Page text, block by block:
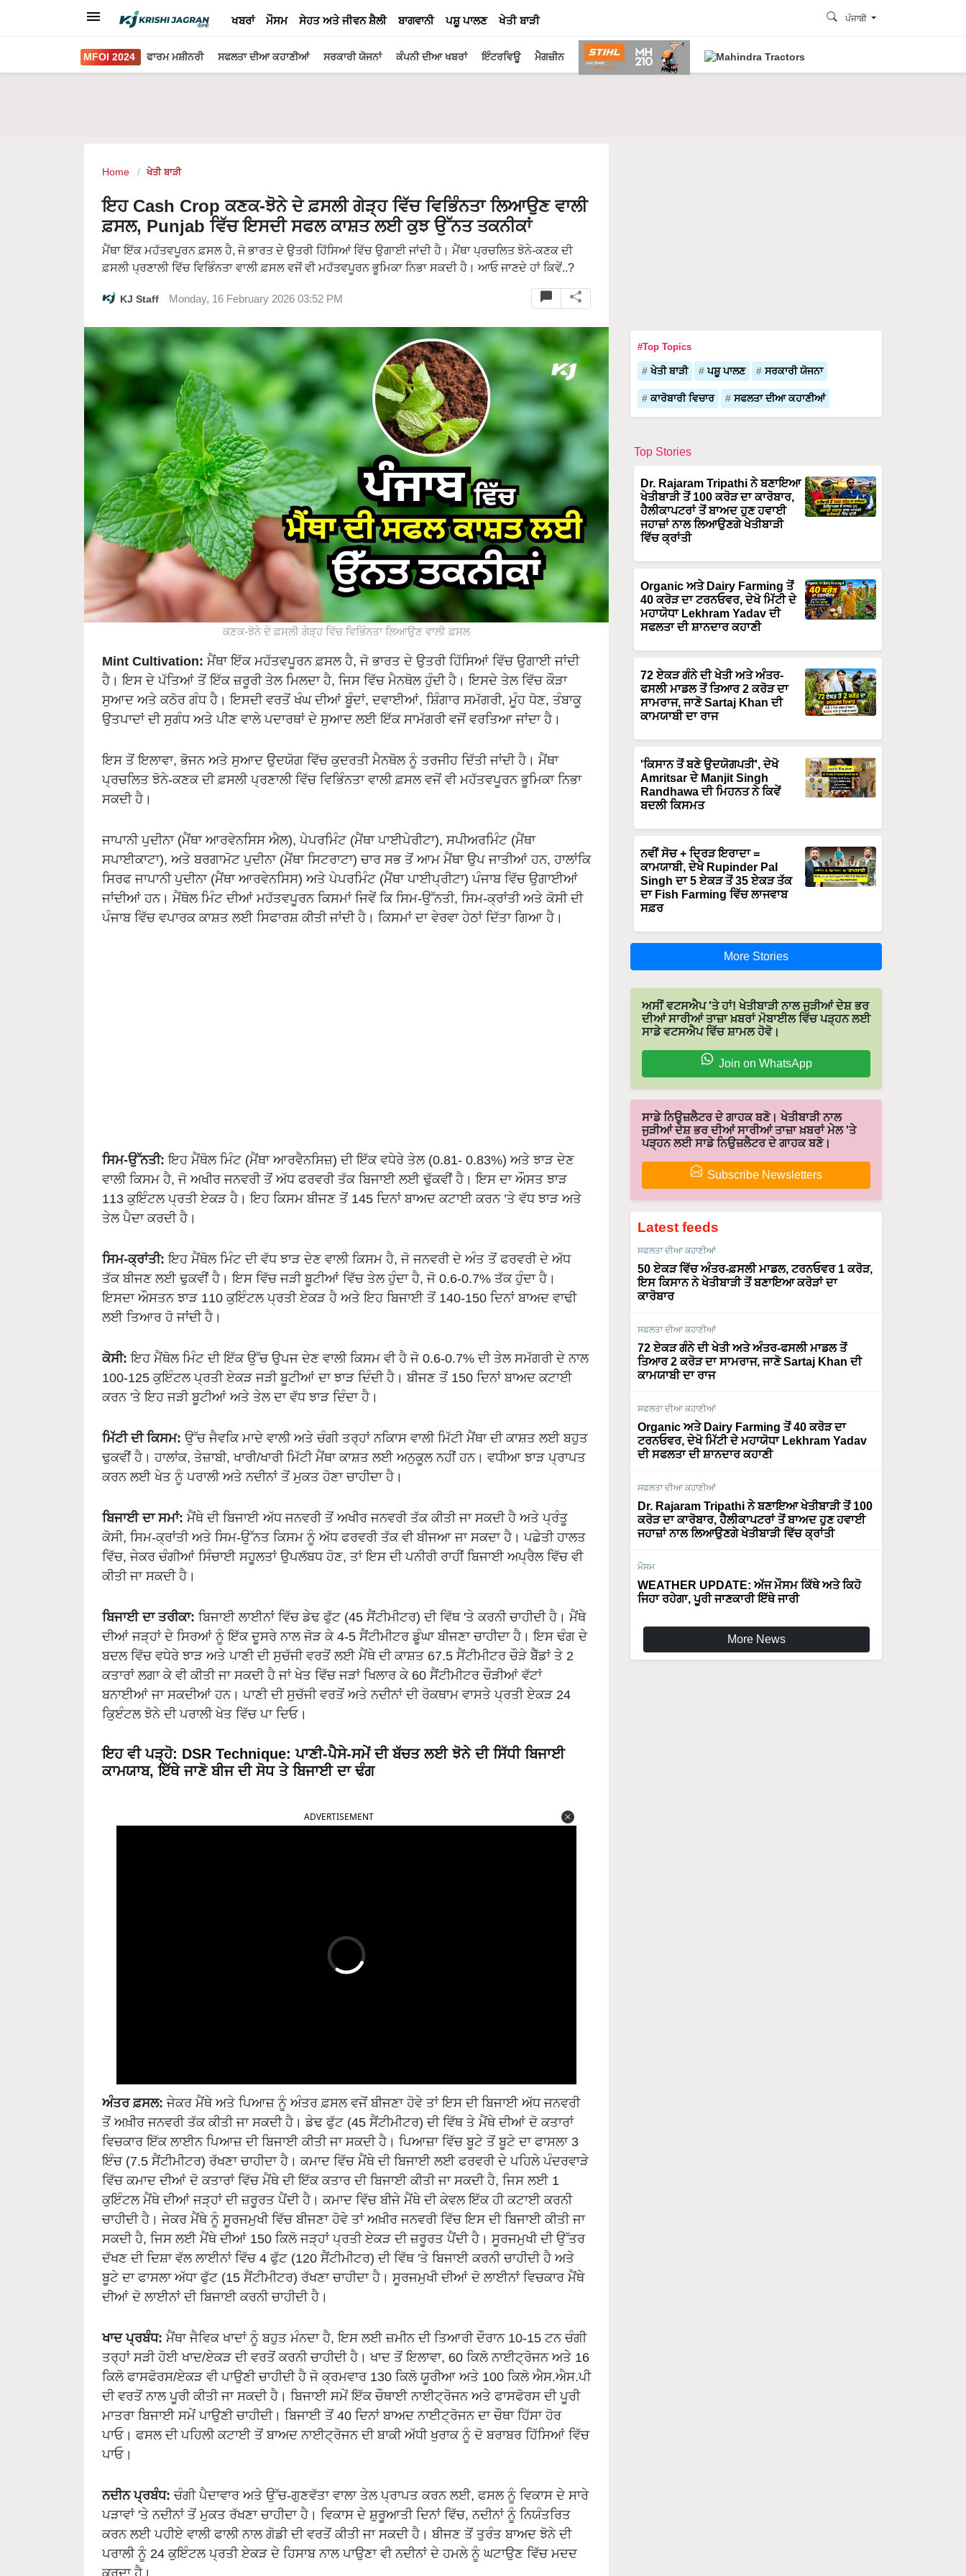
ਖਬਰਾਂ ਮੌਸਮ ਸੇਹਤ ਅਤੇ ਜੀਵਨ ਸ਼ੈਲੀ ਬਾਗਵਾਨੀ ਪਸ਼ੂ ਪਾਲਣ ਖੇਤੀ ਬਾੜੀ ਪੰਜਾਬੀ
MFOI 2024 ਫਾਰਮ ਮਸ਼ੀਨਰੀ ਸਫਲਤਾ ਦੀਆ ਕਹਾਣੀਆਂ ਸਰਕਾਰੀ ਯੋਜਨਾਂ ਕੰਪਨੀ ਦੀਆ ਖਬਰਾਂ ਇੰਟਰਵਿਊ ਮੈਗਜ਼ੀਨ
Home ਖੇਤੀ ਬਾੜੀ
ਇਹ Cash Crop ਕਣਕ-ਝੋਨੇ ਦੇ ਫ਼ਸਲੀ ਗੇੜ੍ਹ ਵਿੱਚ ਵਿਭਿੰਨਤਾ ਲਿਆਉਣ ਵਾਲੀ
ਫ਼ਸਲ, Punjab ਵਿੱਚ ਇਸਦੀ ਸਫਲ ਕਾਸ਼ਤ ਲਈ ਕੁਝ ਉੱਨਤ ਤਕਨੀਕਾਂ
ਮੈਂਥਾ ਇੱਕ ਮਹੱਤਵਪੂਰਨ ਫ਼ਸਲ ਹੈ, ਜੋ ਭਾਰਤ ਦੇ ਉਤਰੀ ਹਿੱਸਿਆਂ ਵਿੱਚ ਉਗਾਈ ਜਾਂਦੀ ਹੈ। ਮੈਂਥਾ ਪ੍ਰਚਲਿਤ ਝੋਨੇ-ਕਣਕ ਦੀ
ਫ਼ਸਲੀ ਪ੍ਰਣਾਲੀ ਵਿੱਚ ਵਿਭਿੰਨਤਾ ਵਾਲੀ ਫ਼ਸਲ ਵਜੋਂ ਵੀ ਮਹੱਤਵਪੂਰਨ ਭੂਮਿਕਾ ਨਿਭਾ ਸਕਦੀ ਹੈ। ਆਓ ਜਾਣਦੇ ਹਾਂ ਕਿਵੇਂ..?
KJ Staff Monday, 16 February 2026 03:52 PM
ਕਣਕ-ਝੋਨੇ ਦੇ ਫ਼ਸਲੀ ਗੇੜ੍ਹ ਵਿੱਚ ਵਿਭਿੰਨਤਾ ਲਿਆਉਣ ਵਾਲੀ ਫ਼ਸਲ
Mint Cultivation: ਮੈਂਥਾ ਇੱਕ ਮਹੱਤਵਪੂਰਨ ਫ਼ਸਲ ਹੈ, ਜੋ ਭਾਰਤ ਦੇ ਉਤਰੀ ਹਿੱਸਿਆਂ ਵਿੱਚ ਉਗਾਈ ਜਾਂਦੀ
ਹੈ। ਇਸ ਦੇ ਪੱਤਿਆਂ ਤੋਂ ਇੱਕ ਜ਼ਰੂਰੀ ਤੇਲ ਮਿਲਦਾ ਹੈ, ਜਿਸ ਵਿੱਚ ਮੈਨਥੋਲ ਹੁੰਦੀ ਹੈ। ਇਸਦੇ ਤੇਲ ਵਿੱਚ ਕੌੜਾ
ਸੁਆਦ ਅਤੇ ਕਠੋਰ ਗੰਧ ਹੈ। ਇਸਦੀ ਵਰਤੋਂ ਖੰਘ ਦੀਆਂ ਬੂੰਦਾਂ, ਦਵਾਈਆਂ, ਸ਼ਿੰਗਾਰ ਸਮੱਗਰੀ, ਮੂੰਹ ਧੋਣ, ਤੰਬਾਕੂ
ਉਤਪਾਦਾਂ ਦੀ ਸੁਗੰਧ ਅਤੇ ਪੀਣ ਵਾਲੇ ਪਦਾਰਥਾਂ ਦੇ ਸੁਆਦ ਲਈ ਇੱਕ ਸਾਮੱਗਰੀ ਵਜੋਂ ਵਰਤਿਆ ਜਾਂਦਾ ਹੈ।
ਇਸ ਤੋਂ ਇਲਾਵਾ, ਭੋਜਨ ਅਤੇ ਸੁਆਦ ਉਦਯੋਗ ਵਿੱਚ ਕੁਦਰਤੀ ਮੈਨਥੋਲ ਨੂੰ ਤਰਜੀਹ ਦਿੱਤੀ ਜਾਂਦੀ ਹੈ। ਮੈਂਥਾ
ਪ੍ਰਚਲਿਤ ਝੋਨੇ-ਕਣਕ ਦੀ ਫ਼ਸਲੀ ਪ੍ਰਣਾਲੀ ਵਿੱਚ ਵਿਭਿੰਨਤਾ ਵਾਲੀ ਫ਼ਸਲ ਵਜੋਂ ਵੀ ਮਹੱਤਵਪੂਰਨ ਭੂਮਿਕਾ ਨਿਭਾ
ਸਕਦੀ ਹੈ।
ਜਾਪਾਨੀ ਪੁਦੀਨਾ (ਮੈਂਥਾ ਆਰਵੇਨਸਿਸ ਐਲ), ਪੇਪਰਮਿੰਟ (ਮੈਂਥਾ ਪਾਈਪੇਰੀਟਾ), ਸਪੀਅਰਮਿੰਟ (ਮੈਂਥਾ
ਸਪਾਈਕਾਟਾ), ਅਤੇ ਬਰਗਾਮੋਟ ਪੁਦੀਨਾ (ਮੈਂਥਾ ਸਿਟਰਾਟਾ) ਚਾਰ ਸਭ ਤੋਂ ਆਮ ਮੈਂਥਾ ਉਪ ਜਾਤੀਆਂ ਹਨ, ਹਾਲਾਂਕਿ
ਸਿਰਫ ਜਾਪਾਨੀ ਪੁਦੀਨਾ (ਮੈਂਥਾ ਆਰਵੇਨਸਿਸ) ਅਤੇ ਪੇਪਰਮਿੰਟ (ਮੈਂਥਾ ਪਾਈਪ੍ਰੀਟਾ) ਪੰਜਾਬ ਵਿੱਚ ਉਗਾਈਆਂ
ਜਾਂਦੀਆਂ ਹਨ। ਮੈਂਥੋਲ ਮਿੰਟ ਦੀਆਂ ਮਹੱਤਵਪੂਰਨ ਕਿਸਮਾਂ ਜਿਵੇਂ ਕਿ ਸਿਮ-ਉੱਨਤੀ, ਸਿਮ-ਕ੍ਰਾਂਤੀ ਅਤੇ ਕੋਸੀ ਦੀ
ਪੰਜਾਬ ਵਿੱਚ ਵਪਾਰਕ ਕਾਸ਼ਤ ਲਈ ਸਿਫਾਰਸ਼ ਕੀਤੀ ਜਾਂਦੀ ਹੈ। ਕਿਸਮਾਂ ਦਾ ਵੇਰਵਾ ਹੇਠਾਂ ਦਿੱਤਾ ਗਿਆ ਹੈ।
ਸਿਮ-ਉੱਨਤੀ: ਇਹ ਮੈਂਥੋਲ ਮਿੰਟ (ਮੈਂਥਾ ਆਰਵੈਨਸਿਜ਼) ਦੀ ਇੱਕ ਵਧੇਰੇ ਤੇਲ (0.81- 0.83%) ਅਤੇ ਝਾੜ ਦੇਣ
ਵਾਲੀ ਕਿਸਮ ਹੈ, ਜੋ ਅਖੀਰ ਜਨਵਰੀ ਤੋਂ ਅੱਧ ਫਰਵਰੀ ਤੱਕ ਬਿਜਾਈ ਲਈ ਢੁੱਕਵੀਂ ਹੈ। ਇਸ ਦਾ ਔਸਤ ਝਾੜ
113 ਕੁਇੰਟਲ ਪ੍ਰਤੀ ਏਕੜ ਹੈ। ਇਹ ਕਿਸਮ ਬੀਜਣ ਤੋਂ 145 ਦਿਨਾਂ ਬਾਅਦ ਕਟਾਈ ਕਰਨ ’ਤੇ ਵੱਧ ਝਾੜ ਅਤੇ
ਤੇਲ ਪੈਦਾ ਕਰਦੀ ਹੈ।
ਸਿਮ-ਕ੍ਰਾਂਤੀ: ਇਹ ਮੈਂਥੋਲ ਮਿੰਟ ਦੀ ਵੱਧ ਝਾੜ ਦੇਣ ਵਾਲੀ ਕਿਸਮ ਹੈ, ਜੋ ਜਨਵਰੀ ਦੇ ਅੰਤ ਤੋਂ ਫਰਵਰੀ ਦੇ ਅੱਧ
ਤੱਕ ਬੀਜਣ ਲਈ ਢੁਕਵੀਂ ਹੈ। ਇਸ ਵਿੱਚ ਜੜੀ ਬੂਟੀਆਂ ਵਿੱਚ ਤੇਲ ਹੁੰਦਾ ਹੈ, ਜੋ 0.6-0.7% ਤੱਕ ਹੁੰਦਾ ਹੈ।
ਇਸਦਾ ਔਸਤਨ ਝਾੜ 110 ਕੁਇੰਟਲ ਪ੍ਰਤੀ ਏਕੜ ਹੈ ਅਤੇ ਇਹ ਬਿਜਾਈ ਤੋਂ 140-150 ਦਿਨਾਂ ਬਾਅਦ ਵਾਢੀ
ਲਈ ਤਿਆਰ ਹੋ ਜਾਂਦੀ ਹੈ।
ਕੋਸੀ: ਇਹ ਮੈਂਥੋਲ ਮਿੰਟ ਦੀ ਇੱਕ ਉੱਚ ਉਪਜ ਦੇਣ ਵਾਲੀ ਕਿਸਮ ਵੀ ਹੈ ਜੋ 0.6-0.7% ਦੀ ਤੇਲ ਸਮੱਗਰੀ ਦੇ ਨਾਲ
100-125 ਕੁਇੰਟਲ ਪ੍ਰਤੀ ਏਕੜ ਜੜੀ ਬੂਟੀਆਂ ਦਾ ਝਾੜ ਦਿੰਦੀ ਹੈ। ਬੀਜਣ ਤੋਂ 150 ਦਿਨਾਂ ਬਾਅਦ ਕਟਾਈ
ਕਰਨ 'ਤੇ ਇਹ ਜੜੀ ਬੂਟੀਆਂ ਅਤੇ ਤੇਲ ਦਾ ਵੱਧ ਝਾੜ ਦਿੰਦਾ ਹੈ।
ਮਿੱਟੀ ਦੀ ਕਿਸਮ: ਉੱਚ ਜੈਵਕਿ ਮਾਦੇ ਵਾਲੀ ਅਤੇ ਚੰਗੀ ਤਰ੍ਹਾਂ ਨਕਿਾਸ ਵਾਲੀ ਮਿੱਟੀ ਮੈਂਥਾ ਦੀ ਕਾਸ਼ਤ ਲਈ ਬਹੁਤ
ਢੁਕਵੀਂ ਹੈ। ਹਾਲਾਂਕ, ਤੇਜ਼ਾਬੀ, ਖਾਰੀ/ਖਾਰੀ ਮਿੱਟੀ ਮੈਂਥਾ ਕਾਸ਼ਤ ਲਈ ਅਨੁਕੂਲ ਨਹੀਂ ਹਨ। ਵਧੀਆ ਝਾੜ ਪ੍ਰਾਪਤ
ਕਰਨ ਲਈ ਖੇਤ ਨੂੰ ਪਰਾਲੀ ਅਤੇ ਨਦੀਨਾਂ ਤੋਂ ਮੁਕਤ ਹੋਣਾ ਚਾਹੀਦਾ ਹੈ।
ਬਿਜਾਈ ਦਾ ਸਮਾਂ: ਮੈਂਥੇ ਦੀ ਬਿਜਾਈ ਅੱਧ ਜਨਵਰੀ ਤੋਂ ਅਖੀਰ ਜਨਵਰੀ ਤੱਕ ਕੀਤੀ ਜਾ ਸਕਦੀ ਹੈ ਅਤੇ ਪ੍ਰੰਤੂ
ਕੋਸੀ, ਸਿਮ-ਕ੍ਰਾਂਤੀ ਅਤੇ ਸਿਮ-ਉੱਨਤ ਕਿਸਮ ਨੂੰ ਅੱਧ ਫਰਵਰੀ ਤੱਕ ਵੀ ਬੀਜਆ ਜਾ ਸਕਦਾ ਹੈ। ਪਛੇਤੀ ਹਾਲਤ
ਵਿੱਚ, ਜੇਕਰ ਚੰਗੀਆਂ ਸਿੰਚਾਈ ਸਹੂਲਤਾਂ ਉਪਲੱਬਧ ਹੋਣ, ਤਾਂ ਇਸ ਦੀ ਪਨੀਰੀ ਰਾਹੀਂ ਬਿਜਾਈ ਅਪ੍ਰੈਲ ਵਿੱਚ ਵੀ
ਕੀਤੀ ਜਾ ਸਕਦੀ ਹੈ।
ਬਿਜਾਈ ਦਾ ਤਰੀਕਾ: ਬਿਜਾਈ ਲਾਈਨਾਂ ਵਿੱਚ ਡੇਢ ਫੁੱਟ (45 ਸੈਂਟੀਮੀਟਰ) ਦੀ ਵਿੱਥ 'ਤੇ ਕਰਨੀ ਚਾਹੀਦੀ ਹੈ। ਮੈਂਥੇ
ਦੀਆਂ ਜੜ੍ਹਾਂ ਦੇ ਸਿਰਆਂ ਨੂੰ ਇੱਕ ਦੂਸਰੇ ਨਾਲ ਜੋੜ ਕੇ 4-5 ਸੈਂਟੀਮੀਟਰ ਡੂੰਘਾ ਬੀਜਣਾ ਚਾਹੀਦਾ ਹੈ। ਇਸ ਢੰਗ ਦੇ
ਬਦਲ ਵਿੱਚ ਵਧੇਰੇ ਝਾੜ ਅਤੇ ਪਾਣੀ ਦੀ ਸੁਚੱਜੀ ਵਰਤੋਂ ਲਈ ਮੈਂਥੇ ਦੀ ਕਾਸ਼ਤ 67.5 ਸੈਂਟੀਮੀਟਰ ਚੌੜੇ ਬੈੱਡਾਂ ਤੇ 2
ਕਤਾਰਾਂ ਲਗਾ ਕੇ ਵੀ ਕੀਤੀ ਜਾ ਸਕਦੀ ਹੈ ਜਾਂ ਖੇਤ ਵਿੱਚ ਜੜਾਂ ਖਿਲਾਰ ਕੇ 60 ਸੈਂਟੀਮੀਟਰ ਚੌੜੀਆਂ ਵੱਟਾਂ
ਬਨਾਈਆਂ ਜਾ ਸਕਦੀਆਂ ਹਨ। ਪਾਣੀ ਦੀ ਸੁਚੱਜੀ ਵਰਤੋਂ ਅਤੇ ਨਦੀਨਾਂ ਦੀ ਰੋਕਥਾਮ ਵਾਸਤੇ ਪ੍ਰਤੀ ਏਕੜ 24
ਕੁਿੲੰਟਲ ਝੋਨੇ ਦੀ ਪਰਾਲੀ ਖੇਤ ਵਿੱਚ ਪਾ ਦਿਓ।
ਇਹ ਵੀ ਪੜ੍ਹੋ: DSR Technique: ਪਾਣੀ-ਪੈਸੇ-ਸਮੇਂ ਦੀ ਬੱਚਤ ਲਈ ਝੋਨੇ ਦੀ ਸਿੱਧੀ ਬਿਜਾਈ
ਕਾਮਯਾਬ, ਇੱਥੇ ਜਾਣੋ ਬੀਜ ਦੀ ਸੋਧ ਤੇ ਬਿਜਾਈ ਦਾ ਢੰਗ
ਤੋਂ ਅਖ਼ੀਰ ਜਨਵਰੀ ਤੱਕ ਕੀਤੀ ਜਾ ਸਕਦੀ ਹੈ। ਡੇਢ ਫੁੱਟ (45 ਸੈਂਟੀਮੀਟਰ) ਦੀ ਵਿੱਥ ਤੇ ਮੈਂਥੇ ਦੀਆਂ ਦੋ ਕਤਾਰਾਂ
ਵਿਚਕਾਰ ਇੱਕ ਲਾਈਨ ਪਿਆਜ਼ ਦੀ ਬਿਜਾਈ ਕੀਤੀ ਜਾ ਸਕਦੀ ਹੈ। ਪਿਆਜ਼ਾ ਵਿੱਚ ਬੂਟੇ ਤੋਂ ਬੂਟੇ ਦਾ ਫਾਸਲਾ 3
ਇੰਚ (7.5 ਸੈਂਟੀਮੀਟਰ) ਰੱਖਣਾ ਚਾਹੀਦਾ ਹੈ। ਕਮਾਦ ਵਿੱਚ ਮੈਂਥੇ ਦੀ ਬਿਜਾਈ ਲਈ ਫਰਵਰੀ ਦੇ ਪਹਿਲੇ ਪੰਦਰਵਾੜੇ
ਵਿੱਚ ਕਮਾਦ ਦੀਆਂ ਦੋ ਕਤਾਰਾਂ ਵਿੱਚ ਮੈਂਥੇ ਦੀ ਇੱਕ ਕਤਾਰ ਦੀ ਬਿਜਾਈ ਕੀਤੀ ਜਾ ਸਕਦੀ ਹੈ, ਜਿਸ ਲਈ 1
ਕੁਇੰਟਲ ਮੈਂਥੇ ਦੀਆਂ ਜੜ੍ਹਾਂ ਦੀ ਜ਼ਰੂਰਤ ਪੈਂਦੀ ਹੈ। ਕਮਾਦ ਵਿੱਚ ਬੀਜੇ ਮੈਂਥੇ ਦੀ ਕੇਵਲ ਇੱਕ ਹੀ ਕਟਾਈ ਕਰਨੀ
ਚਾਹੀਦੀ ਹੈ। ਜੇਕਰ ਮੈਂਥੇ ਨੂੰ ਸੂਰਜਮੁਖੀ ਵਿੱਚ ਬੀਜਣਾ ਹੋਵੇ ਤਾਂ ਅਖ਼ੀਰ ਜਨਵਰੀ ਵਿੱਚ ਇਸ ਦੀ ਬਿਜਾਈ ਕੀਤੀ ਜਾ
ਸਕਦੀ ਹੈ, ਜਿਸ ਲਈ ਮੈਂਥੇ ਦੀਆਂ 150 ਕਿਲੋ ਜੜ੍ਹਾਂ ਪ੍ਰਤੀ ਏਕੜ ਦੀ ਜ਼ਰੂਰਤ ਪੈਂਦੀ ਹੈ। ਸੂਰਜਮੁਖੀ ਦੀ ਉੱਤਰ
ਦੱਖਣ ਦੀ ਦਿਸ਼ਾ ਵੱਲ ਲਾਈਨਾਂ ਵਿੱਚ 4 ਫੁੱਟ (120 ਸੈਂਟੀਮੀਟਰ) ਦੀ ਵਿੱਥ 'ਤੇ ਬਿਜਾਈ ਕਰਨੀ ਚਾਹੀਦੀ ਹੈ ਅਤੇ
ਬੂਟੇ ਦਾ ਫਾਸਲਾ ਅੱਧਾ ਫੁੱਟ (15 ਸੈਂਟੀਮੀਟਰ) ਰੱਖਣਾ ਚਾਹੀਦਾ ਹੈ। ਸੂਰਜਮੁਖੀ ਦੀਆਂ ਦੋ ਲਾਈਨਾਂ ਵਿਚਕਾਰ ਮੈਂਥੇ
ਦੀਆਂ ਦੋ ਲਾਈਨਾਂ ਦੀ ਬਿਜਾਈ ਕਰਨੀ ਚਾਹੀਦੀ ਹੈ।
ਤਰ੍ਹਾਂ ਸੜੀ ਹੋਈ ਖਾਦ/ਏਕੜ ਦੀ ਵਰਤੋਂ ਕਰਨੀ ਚਾਹੀਦੀ ਹੈ। ਖਾਦ ਤੋਂ ਇਲਾਵਾ, 60 ਕਿਲੋ ਨਾਈਟ੍ਰੋਜਨ ਅਤੇ 16
ਕਿਲੋ ਫਾਸਫੋਰਸ/ਏਕੜ ਵੀ ਪਾਉਣੀ ਚਾਹੀਦੀ ਹੈ ਜੋ ਕ੍ਰਮਵਾਰ 130 ਕਿਲੋ ਯੂਰੀਆ ਅਤੇ 100 ਕਿਲੋ ਐਸ.ਐਸ.ਪੀ
ਦੀ ਵਰਤੋਂ ਨਾਲ ਪੂਰੀ ਕੀਤੀ ਜਾ ਸਕਦੀ ਹੈ। ਬਿਜਾਈ ਸਮੇਂ ਇੱਕ ਚੌਥਾਈ ਨਾਈਟ੍ਰੋਜਨ ਅਤੇ ਫਾਸਫੋਰਸ ਦੀ ਪੂਰੀ
ਮਾਤਰਾ ਬਿਜਾਈ ਸਮੇਂ ਪਾਉਣੀ ਚਾਹੀਦੀ। ਬਿਜਾਈ ਤੋਂ 40 ਦਿਨਾਂ ਬਾਅਦ ਨਾਈਟ੍ਰੋਜਨ ਦਾ ਚੌਥਾ ਹਿੱਸਾ ਹੋਰ
ਪਾਓ। ਫਸਲ ਦੀ ਪਹਿਲੀ ਕਟਾਈ ਤੋਂ ਬਾਅਦ ਨਾਈਟ੍ਰੋਜਨ ਦੀ ਬਾਕੀ ਅੱਧੀ ਖੁਰਾਕ ਨੂੰ ਦੋ ਬਰਾਬਰ ਹਿੱਸਿਆਂ ਵਿੱਚ
ਪਾਓ।
ਪੜਾਵਾਂ 'ਤੇ ਨਦੀਨਾਂ ਤੋਂ ਮੁਕਤ ਰੱਖਣਾ ਚਾਹੀਦਾ ਹੈ। ਵਿਕਾਸ ਦੇ ਸ਼ੁਰੂਆਤੀ ਦਿਨਾਂ ਵਿੱਚ, ਨਦੀਨਾਂ ਨੂੰ ਨਿਯੰਤਰਿਤ
ਕਰਨ ਲਈ ਪਹੀਏ ਵਾਲੀ ਫਾਲੀ ਨਾਲ ਗੋਡੀ ਦੀ ਵਰਤੋਂ ਕੀਤੀ ਜਾ ਸਕਦੀ ਹੈ। ਬੀਜਣ ਤੋਂ ਤੁਰੰਤ ਬਾਅਦ ਝੋਨੇ ਦੀ
ਪਰਾਲੀ ਨੂੰ 24 ਕੁਇੰਟਲ ਪ੍ਰਤੀ ਏਕੜ ਦੇ ਹਿਸਾਬ ਨਾਲ ਪਾਉਣਾ ਵੀ ਨਦੀਨਾਂ ਦੇ ਹਮਲੇ ਨੂੰ ਘਟਾਉਣ ਵਿੱਚ ਮਦਦ
ਕਰਦਾ ਹੈ।
#Top Topics
ਖੇਤੀ ਬਾੜੀ ਪਸ਼ੂ ਪਾਲਣ ਸਰਕਾਰੀ ਯੋਜਨਾ
ਕਾਰੋਬਾਰੀ ਵਿਚਾਰ ਸਫਲਤਾ ਦੀਆ ਕਹਾਣੀਆਂ
Top Stories
Dr. Rajaram Tripathi ਨੇ ਬਣਾਇਆ
ਖੇਤੀਬਾੜੀ ਤੋਂ 100 ਕਰੋੜ ਦਾ ਕਾਰੋਬਾਰ,
ਹੈਲੀਕਾਪਟਰਾਂ ਤੋਂ ਬਾਅਦ ਹੁਣ ਹਵਾਈ
ਜਹਾਜ਼ਾਂ ਨਾਲ ਲਿਆਉਣਗੇ ਖੇਤੀਬਾੜੀ
ਵਿੱਚ ਕ੍ਰਾਂਤੀ
Organic ਅਤੇ Dairy Farming ਤੋਂ
40 ਕਰੋੜ ਦਾ ਟਰਨਓਵਰ, ਦੇਖੋ ਮਿੱਟੀ ਦੇ
ਮਹਾਯੋਧਾ Lekhram Yadav ਦੀ
ਸਫਲਤਾ ਦੀ ਸ਼ਾਨਦਾਰ ਕਹਾਣੀ
72 ਏਕੜ ਗੰਨੇ ਦੀ ਖੇਤੀ ਅਤੇ ਅੰਤਰ-
ਫਸਲੀ ਮਾਡਲ ਤੋਂ ਤਿਆਰ 2 ਕਰੋੜ ਦਾ
ਸਾਮਰਾਜ, ਜਾਣੋ Sartaj Khan ਦੀ
ਕਾਮਯਾਬੀ ਦਾ ਰਾਜ
'ਕਿਸਾਨ ਤੋਂ ਬਣੇ ਉਦਯੋਗਪਤੀ', ਦੇਖੋ
Amritsar ਦੇ Manjit Singh
Randhawa ਦੀ ਮਿਹਨਤ ਨੇ ਕਿਵੇਂ
ਬਦਲੀ ਕਿਸਮਤ
ਨਵੀਂ ਸੋਚ + ਦ੍ਰਿੜ ਇਰਾਦਾ =
ਕਾਮਯਾਬੀ, ਦੇਖੋ Rupinder Pal
Singh ਦਾ 5 ਏਕੜ ਤੋਂ 35 ਏਕੜ ਤੱਕ
ਦਾ Fish Farming ਵਿੱਚ ਲਾਜਵਾਬ
ਸਫ਼ਰ
More Stories
ਅਸੀਂ ਵਟਸਐਪ 'ਤੇ ਹਾਂ! ਖੇਤੀਬਾੜੀ ਨਾਲ ਜੁੜੀਆਂ ਦੇਸ਼ ਭਰ
ਦੀਆਂ ਸਾਰੀਆਂ ਤਾਜ਼ਾ ਖ਼ਬਰਾਂ ਮੋਬਾਈਲ ਵਿੱਚ ਪੜ੍ਹਨ ਲਈ
ਸਾਡੇ ਵਟਸਐਪ ਵਿੱਚ ਸ਼ਾਮਲ ਹੋਵੋ।
Join on WhatsApp
ਸਾਡੇ ਨਿਉਜ਼ਲੈਟਰ ਦੇ ਗਾਹਕ ਬਣੋ। ਖੇਤੀਬਾੜੀ ਨਾਲ
ਜੁੜੀਆਂ ਦੇਸ਼ ਭਰ ਦੀਆਂ ਸਾਰੀਆਂ ਤਾਜ਼ਾ ਖ਼ਬਰਾਂ ਮੇਲ 'ਤੇ
ਪੜ੍ਹਨ ਲਈ ਸਾਡੇ ਨਿਉਜ਼ਲੈਟਰ ਦੇ ਗਾਹਕ ਬਣੋ।
Subscribe Newsletters
Latest feeds
ਸਫਲਤਾ ਦੀਆ ਕਹਾਣੀਆਂ
50 ਏਕੜ ਵਿੱਚ ਅੰਤਰ-ਫ਼ਸਲੀ ਮਾਡਲ, ਟਰਨਓਵਰ 1 ਕਰੋੜ,
ਇਸ ਕਿਸਾਨ ਨੇ ਖੇਤੀਬਾੜੀ ਤੋਂ ਬਣਾਇਆ ਕਰੋੜਾਂ ਦਾ
ਕਾਰੋਬਾਰ
ਸਫਲਤਾ ਦੀਆ ਕਹਾਣੀਆਂ
72 ਏਕੜ ਗੰਨੇ ਦੀ ਖੇਤੀ ਅਤੇ ਅੰਤਰ-ਫਸਲੀ ਮਾਡਲ ਤੋਂ
ਤਿਆਰ 2 ਕਰੋੜ ਦਾ ਸਾਮਰਾਜ, ਜਾਣੋ Sartaj Khan ਦੀ
ਕਾਮਯਾਬੀ ਦਾ ਰਾਜ
ਸਫਲਤਾ ਦੀਆ ਕਹਾਣੀਆਂ
Organic ਅਤੇ Dairy Farming ਤੋਂ 40 ਕਰੋੜ ਦਾ
ਟਰਨਓਵਰ, ਦੇਖੋ ਮਿੱਟੀ ਦੇ ਮਹਾਯੋਧਾ Lekhram Yadav
ਦੀ ਸਫਲਤਾ ਦੀ ਸ਼ਾਨਦਾਰ ਕਹਾਣੀ
ਸਫਲਤਾ ਦੀਆ ਕਹਾਣੀਆਂ
Dr. Rajaram Tripathi ਨੇ ਬਣਾਇਆ ਖੇਤੀਬਾੜੀ ਤੋਂ 100
ਕਰੋੜ ਦਾ ਕਾਰੋਬਾਰ, ਹੈਲੀਕਾਪਟਰਾਂ ਤੋਂ ਬਾਅਦ ਹੁਣ ਹਵਾਈ
ਜਹਾਜ਼ਾਂ ਨਾਲ ਲਿਆਉਣਗੇ ਖੇਤੀਬਾੜੀ ਵਿੱਚ ਕ੍ਰਾਂਤੀ
ਮੌਸਮ
WEATHER UPDATE: ਅੱਜ ਮੌਸਮ ਕਿੱਥੇ ਅਤੇ ਕਿਹੋ
ਜਿਹਾ ਰਹੇਗਾ, ਪੂਰੀ ਜਾਣਕਾਰੀ ਇੱਥੇ ਜਾਰੀ
More News